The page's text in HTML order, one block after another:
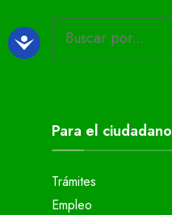
Para el ciudadano
Trámites
Empleo